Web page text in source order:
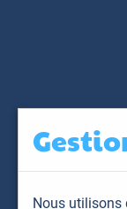
Nous utilisons